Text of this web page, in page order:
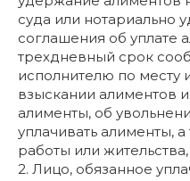
суда или нотариально
соглашения об уплате
трехдневный срок
исполнителю по месту
взыскании алиментов
алименты, об
уплачивать алименты,
работы или
2. Лицо, обязанное